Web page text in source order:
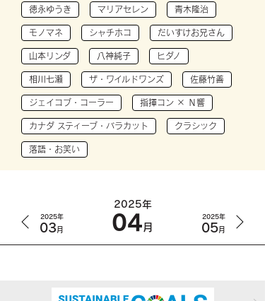
徳永ゆうき マリアセレン 青木隆治
モノマネ シャチホコ だいすけお兄さん
山本リンダ 八神純子 ヒダノ
相川七瀬 ザ・ワイルドワンズ 佐藤竹善
ジェイコブ・コーラー 指揮コン × Ｎ響
カナダ スティーブ・バラカット クラシック
落語・お笑い
2025年
03月
2025年
04月
2025年
05月